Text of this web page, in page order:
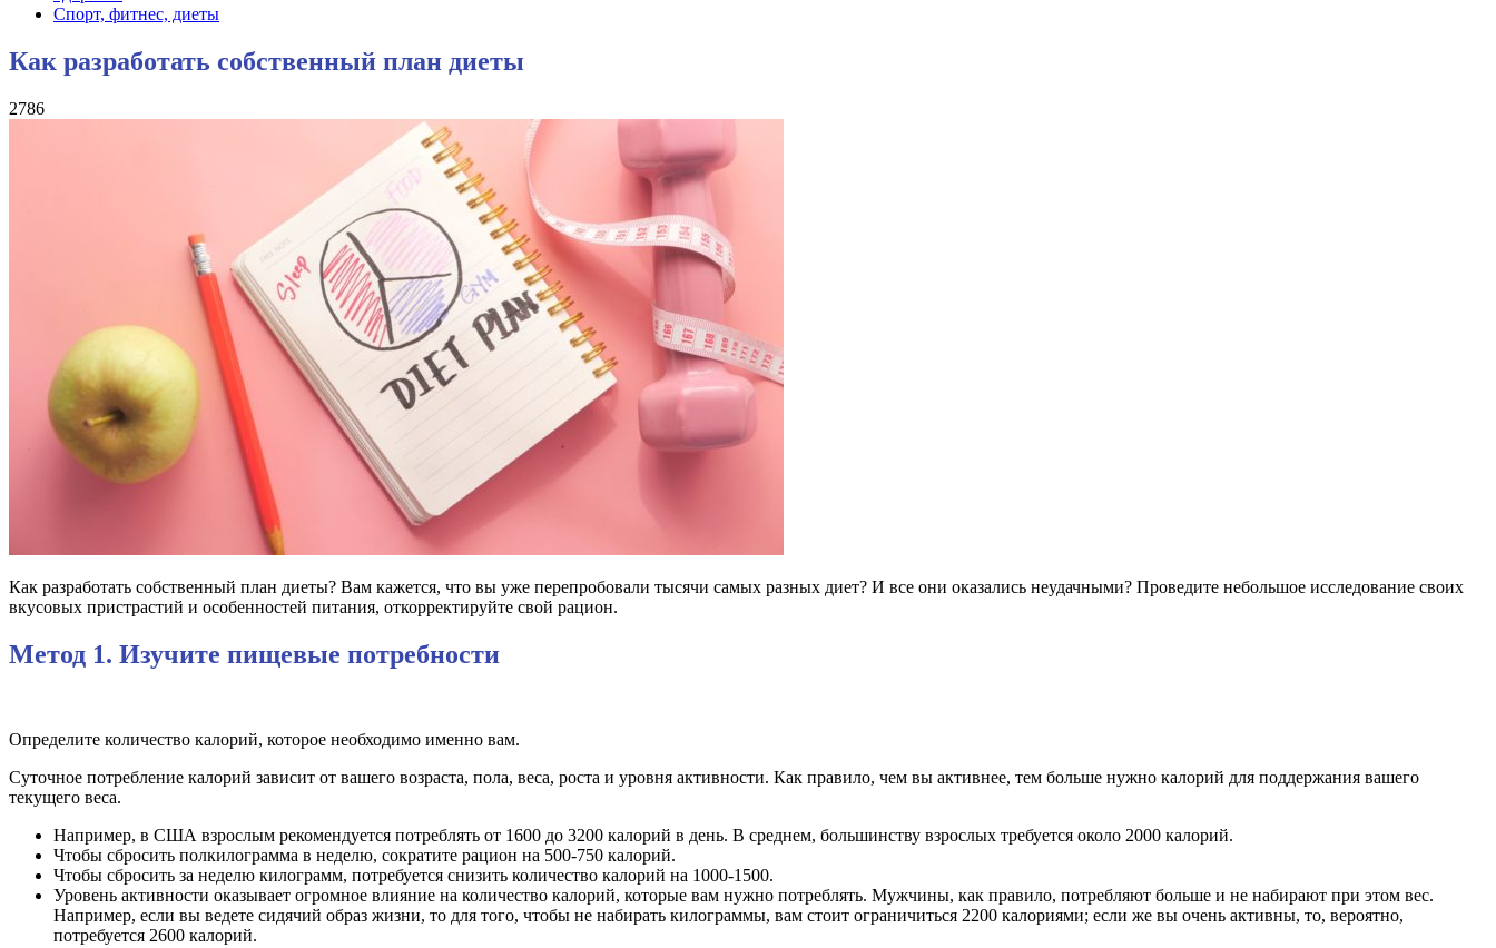
Спорт, фитнес, диеты
Как разработать собственный план диеты
2786
Как разработать собственный план диеты? Вам кажется, что вы уже перепробовали тысячи самых разных диет? И все они оказались неудачными? Проведите небольшое исследование своих
вкусовых пристрастий и особенностей питания, откорректируйте свой рацион.
Метод 1. Изучите пищевые потребности
Определите количество калорий, которое необходимо именно вам.
Суточное потребление калорий зависит от вашего возраста, пола, веса, роста и уровня активности. Как правило, чем вы активнее, тем больше нужно калорий для поддержания вашего
текущего веса.
Например, в США взрослым рекомендуется потреблять от 1600 до 3200 калорий в день. В среднем, большинству взрослых требуется около 2000 калорий.
Чтобы сбросить полкилограмма в неделю, сократите рацион на 500-750 калорий.
Чтобы сбросить за неделю килограмм, потребуется снизить количество калорий на 1000-1500.
Уровень активности оказывает огромное влияние на количество калорий, которые вам нужно потреблять. Мужчины, как правило, потребляют больше и не набирают при этом вес.
Например, если вы ведете сидячий образ жизни, то для того, чтобы не набирать килограммы, вам стоит ограничиться 2200 калориями; если же вы очень активны, то, вероятно,
потребуется 2600 калорий.